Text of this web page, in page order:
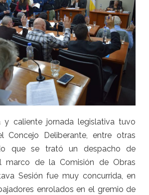
y caliente jornada legislativa tuvo
Concejo Deliberante, entre otras
que se trató un despacho de
marco de la Comisión de Obras
Sesión fue muy concurrida, en
enrolados en el gremio de